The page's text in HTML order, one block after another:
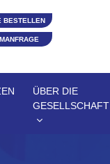
BESTELLEN
ÜBER DIE
GESELLSCHAFT